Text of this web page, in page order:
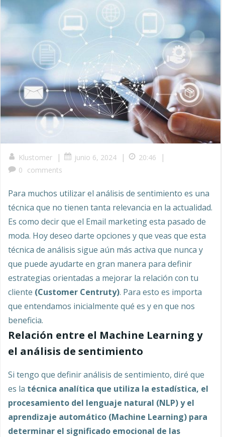
Klustomer | junio 6, 2024 | 20:46 |
0 comments
Para muchos utilizar el análisis de sentimiento es una
técnica que no tienen tanta relevancia en la actualidad.
Es como decir que el Email marketing esta pasado de
moda. Hoy deseo darte opciones y que veas que esta
técnica de análisis sigue aún más activa que nunca y
que puede ayudarte en gran manera para definir
estrategias orientadas a mejorar la relación con tu
cliente (Customer Centruty). Para esto es importa
que entendamos inicialmente qué es y en que nos
beneficia.
Relación entre el Machine Learning y
el análisis de sentimiento
Si tengo que definir análisis de sentimiento, diré que
es la técnica analítica que utiliza la estadística, el
procesamiento del lenguaje natural (NLP) y el
aprendizaje automático (Machine Learning) para
determinar el significado emocional de las